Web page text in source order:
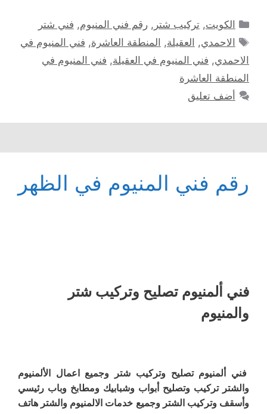
التصنيفات
الكويت,تركيب شتر ,رقم فني المنيوم, فني شتر
الوسوم
الاحمدي, العقيلة, المنطقة العاشرة, فني المنيوم في
الاحمدي, فني المنيوم في العقيلة, فني المنيوم في
المنطقة العاشرة
أضف تعليق
رقم فني المنيوم في الظهر
فني ألمنيوم تصليح وتركيب شتر
والمنيوم
فني ألمنيوم تصليح وتركيب شتر وجميع اعمال الألمنيوم
والشتر تركيب وتصليح أبواب وشبابيك ومطابخ وباب رئيسي
وأسقف وتركيب الشتر وجميع خدمات الالمنيوم والشتر هاتف